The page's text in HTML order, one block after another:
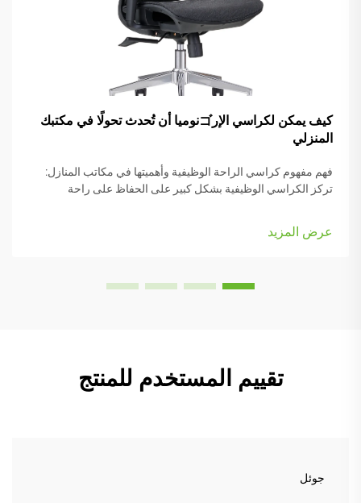
كيف يمكن لكراسي الإرゴنوميا أن تُحدث تحولًا في مكتبك
المنزلي
فهم مفهوم كراسي الراحة الوظيفية وأهميتها في مكاتب المنازل:
تركز الكراسي الوظيفية بشكل كبير على الحفاظ على راحة
التي تناسب أنواع الجسم المختلفة والرغبات الشخصية. تأتي معظم
النماذج مزودة بـ...
عرض المزيد
تقييم المستخدم للمنتج
جوئل